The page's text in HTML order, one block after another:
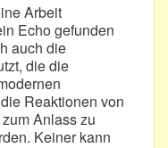
Arbeit
Echo gefunden
auch die
die die
Reaktionen von
Anlass zu
Keiner kann